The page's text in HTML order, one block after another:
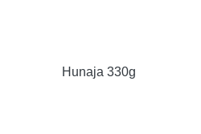
Hunaja 330g